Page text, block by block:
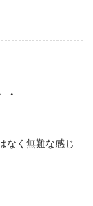
なく無難な感じ